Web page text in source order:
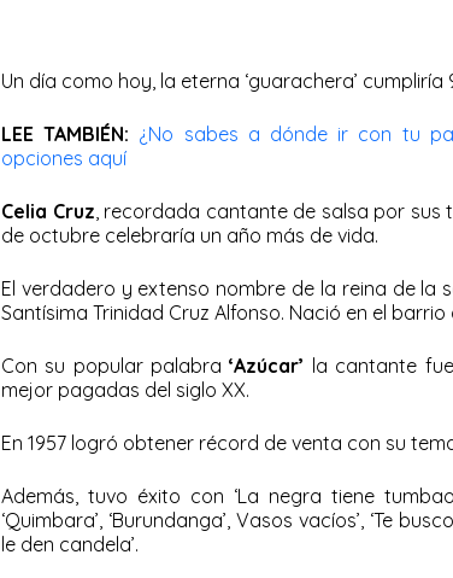
Un día como hoy, la eterna ‘guarachera’ cumpliría
LEE TAMBIÉN: ¿No sabes a dónde ir con tu
opciones aquí
Celia Cruz , recordada cantante de salsa por sus
de octubre celebraría un año más de vida.
El verdadero y extenso nombre de la reina de la
Santísima Trinidad Cruz Alfonso. Nació en el
Con su popular palabra‘Azúcar’ la cantante
mejor pagadas del siglo XX.
En 1957 logró obtener récord de venta con su tema
Además, tuvo éxito con ‘La negra tiene
‘Quimbara’, ‘Burundanga’, Vasos vacíos’, ‘Te
le den candela’.